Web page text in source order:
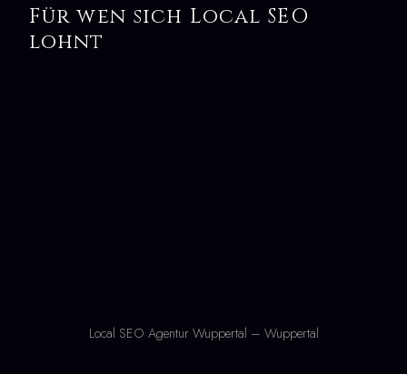
Für wen sich Local SEO
lohnt
Local SEO Agentur Wuppertal – Wuppertal